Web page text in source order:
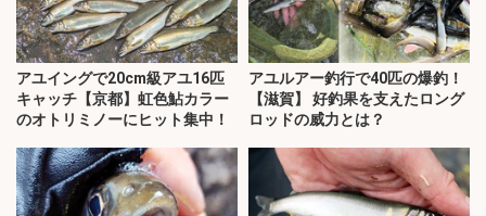
アユイングで20cm級アユ16匹
キャッチ【京都】虹色鮎カラー
のオトリミノーにヒット集中！
アユルアー釣行で40匹の爆釣！
【滋賀】 好釣果を支えたロング
ロッドの威力とは？